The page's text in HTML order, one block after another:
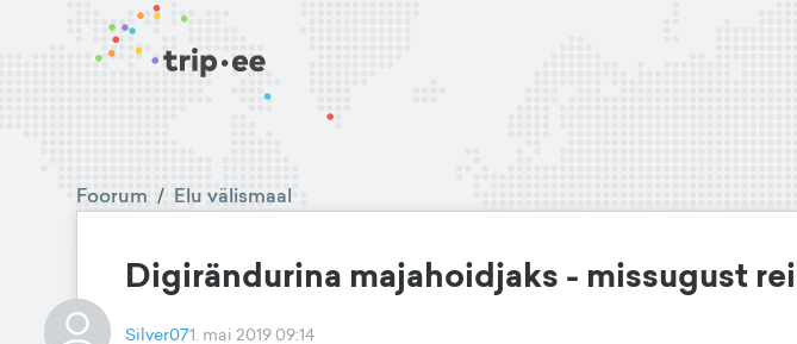
Foorum / Elu välismaal
Digirändurina majahoidjaks - missugust
Silver071. mai 2019 09:14